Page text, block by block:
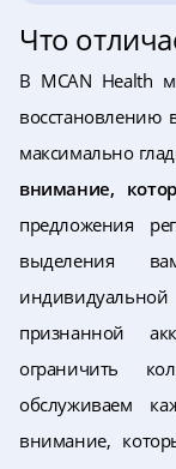
Что
В MCAN Health
восстановлению
максимально
внимание,
предложения
выделения
признанной
ограничить
обслуживаем
внимание,